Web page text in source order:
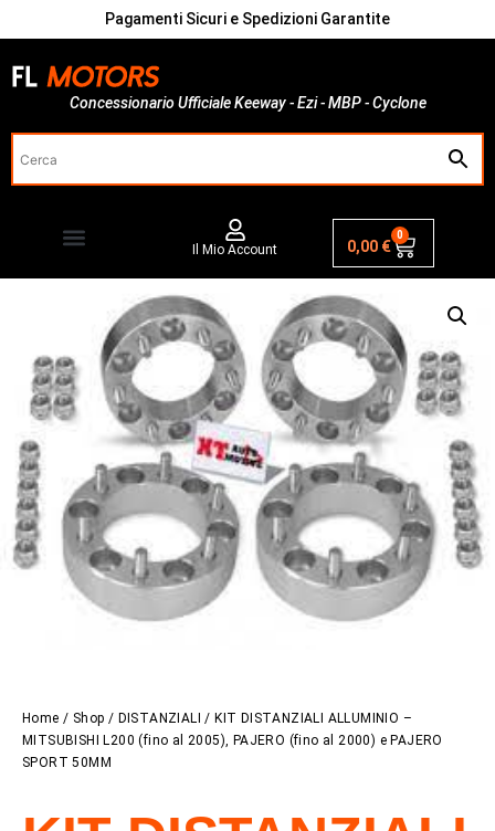
Pagamenti Sicuri e Spedizioni Garantite
Concessionario Ufficiale Keeway - Ezi - MBP - Cyclone
Il Mio Account 0,00 €
0
Home / Shop / DISTANZIALI / KIT DISTANZIALI ALLUMINIO –
MITSUBISHI L200 (fino al 2005), PAJERO (fino al 2000) e PAJERO
SPORT 50MM